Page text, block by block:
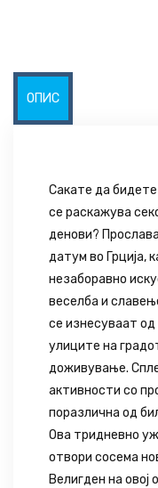
ОПИС
Сакате да бидете
се раскажува
денови?
датум во Грција,
незаборавно
веселба и
се изнесуваат од
улиците на
доживување.
активности со
поразлична од
Ова тридневно
отвори сосема
Велигден на